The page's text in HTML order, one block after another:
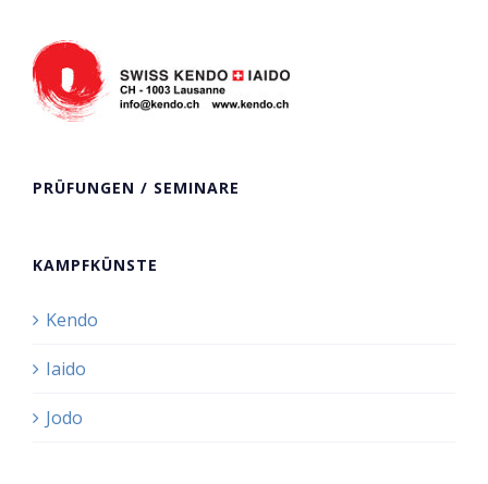
PRÜFUNGEN / SEMINARE
KAMPFKÜNSTE
Kendo
Iaido
Jodo